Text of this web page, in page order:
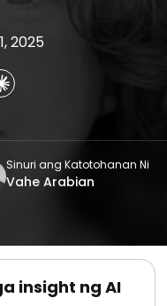
2025
Sinuri ang Katotohanan Ni
Vahe Arabian
insight ng AI